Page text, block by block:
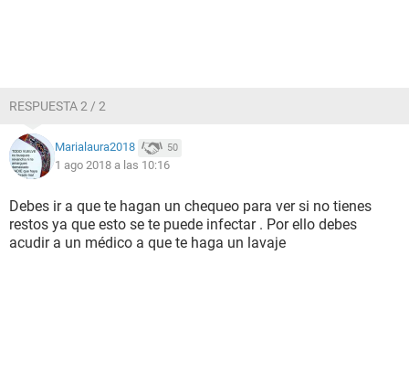
RESPUESTA 2 / 2
Marialaura2018 50
1 ago 2018 a las 10:16
Debes ir a que te hagan un chequeo para ver si no tienes
restos ya que esto se te puede infectar . Por ello debes
acudir a un médico a que te haga un lavaje